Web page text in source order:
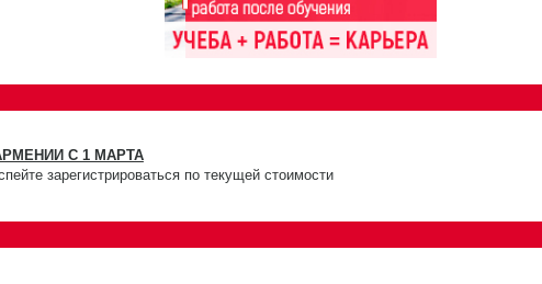
С 1 МАРТА
зарегистрироваться по текущей стоимости